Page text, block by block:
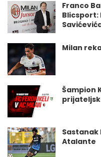
Franco
Blicsport:
Milan
Šampion
Sastanak
Atalante